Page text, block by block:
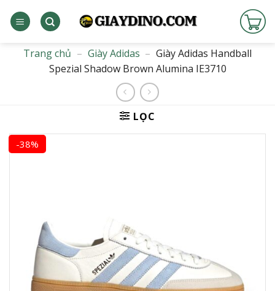
qua
Trang chủ – Giày Adidas – Giày Adidas Handball
Spezial Shadow Brown Alumina IE3710
LỌC
-38%